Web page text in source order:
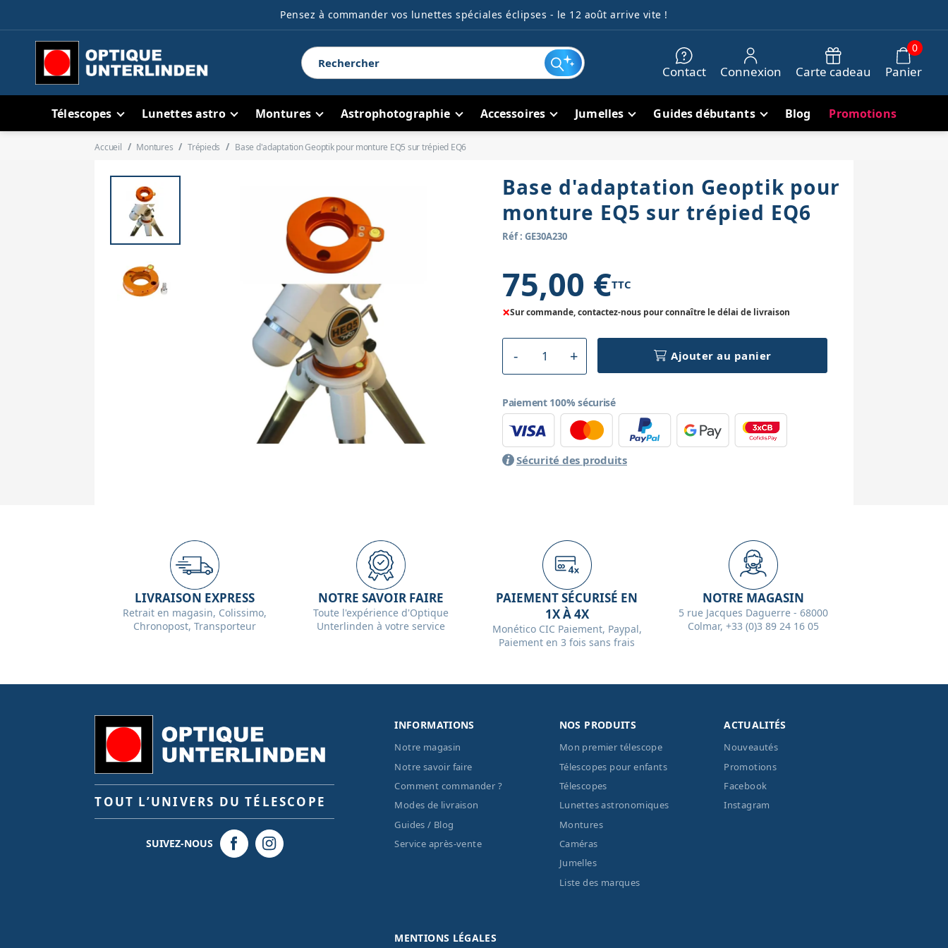
Pensez à commander vos lunettes spéciales éclipses - le 12 août arrive vite !
Contact Connexion Carte cadeau Panier
0
Télescopes Lunettes astro Montures Astrophotographie Accessoires Jumelles Guides débutants Blog Promotions
Accueil Montures Trépieds Base d'adaptation Geoptik pour monture EQ5 sur trépied EQ6
Base d'adaptation Geoptik pour
monture EQ5 sur trépied EQ6
Réf : GE30A230
75,00 €TTC
×Sur commande, contactez-nous pour connaître le délai de livraison
Ajouter au panier
Paiement 100% sécurisé
Sécurité des produits
LIVRAISON EXPRESS
Retrait en magasin, Colissimo,
Chronopost, Transporteur
NOTRE SAVOIR FAIRE
Toute l'expérience d'Optique
Unterlinden à votre service
PAIEMENT SÉCURISÉ EN
1X À 4X
Monético CIC Paiement, Paypal,
Paiement en 3 fois sans frais
NOTRE MAGASIN
5 rue Jacques Daguerre - 68000
Colmar, +33 (0)3 89 24 16 05
TOUT L’UNIVERS DU TÉLESCOPE
SUIVEZ-NOUS
INFORMATIONS
Notre magasin
Notre savoir faire
Comment commander ?
Modes de livraison
Guides / Blog
Service après-vente
NOS PRODUITS
Mon premier télescope
Télescopes pour enfants
Télescopes
Lunettes astronomiques
Montures
Caméras
Jumelles
Liste des marques
ACTUALITÉS
Nouveautés
Promotions
Facebook
Instagram
MENTIONS LÉGALES